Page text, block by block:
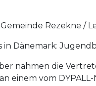
Rezekne /
in Dänemark:
nahmen die
einem vom